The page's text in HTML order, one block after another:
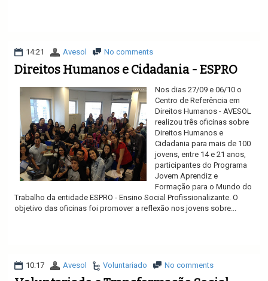
14:21 Avesol No comments
Direitos Humanos e Cidadania - ESPRO
Nos dias 27/09 e 06/10 o
Centro de Referência em
Direitos Humanos - AVESOL
realizou três oficinas sobre
Direitos Humanos e
Cidadania para mais de 100
jovens, entre 14 e 21 anos,
participantes do Programa
Jovem Aprendiz e
Formação para o Mundo do
Trabalho da entidade ESPRO - Ensino Social Profissionalizante. O
objetivo das oficinas foi promover a reflexão nos jovens sobre...
10:17 Avesol Voluntariado No comments